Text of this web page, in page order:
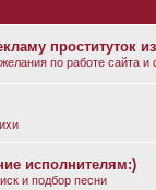
проституток
по работе сайта
исполнителям:)
и подбор песни